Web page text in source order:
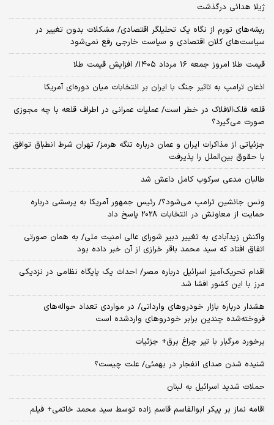
ژیلا هدائی درگذشت
ریشه‌های تورم از نگاه یک تحلیلگر اقتصادی/ مشکلات بدون تغییر در
سیاست‌های کلان اقتصادی و سیاست خارجی رفع نمی‌شود
قیمت طلا امروز جمعه ۱۶ مرداد ۱۴۰۵/ افزایش قیمت طلا
اذعان ترامپ به تاثیر جنگ با ایران بر انتخابات میان دوره‌ای آمریکا
قلعه فلک‌الافلاک در خطر است/ عملیات عمرانی در اطراف قلعه با چه مجوزی
صورت می‌گیرد؟
جزئیاتی از مذاکرات ایران و عمان درباره تنگه هرمز/ تهران شرط انطباق توافق
با حقوق بین‌الملل را پذیرفت
طالبان مدعی سرکوب کامل داعش شد
ونس جانشین ترامپ می‌شود؟/ رئیس جمهور آمریکا به پرسشی درباره
حمایت از معاونش در انتخابات 2028 پاسخ داد
واکنش زیدآبادی به تغییر دبیر شورای عالی امنیت ملی/ به همان صورتی
اتفاق افتاد که سید محمد باقر خرازی از آن خبر داده بود
اقدام تحریک‌آمیز اسرائیل درباره مصر/ احداث یک پایگاه نظامی در نزدیکی
مرز با این کشور افشا شد
هشدار درباره بازار خودروهای وارداتی/ در مواردی تعداد حواله‌های
فروخته‌شده چندین برابر خودروهای واردشده است
برخورد مرگبار با تیر چراغ برق+ جزئیات
شنیده شدن صدای انفجار در بهمئی/ علت چیست؟
حملات شدید اسرائیل به لبنان
اقامه نماز بر پیکر ابوالقاسم قاسم زاده توسط سید محمد خاتمی+ فیلم